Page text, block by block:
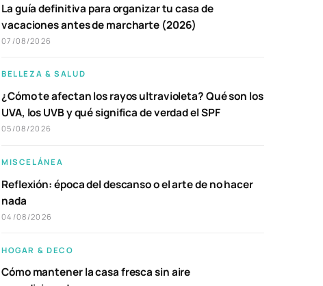
La guía definitiva para organizar tu casa de
vacaciones antes de marcharte (2026)
07/08/2026
BELLEZA & SALUD
¿Cómo te afectan los rayos ultravioleta? Qué son los
UVA, los UVB y qué significa de verdad el SPF
05/08/2026
MISCELÁNEA
Reflexión: época del descanso o el arte de no hacer
nada
04/08/2026
HOGAR & DECO
Cómo mantener la casa fresca sin aire